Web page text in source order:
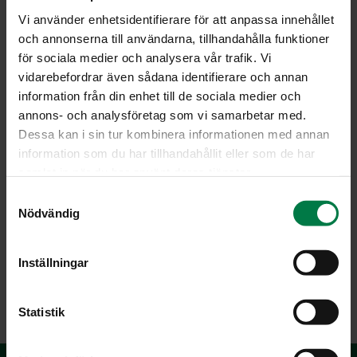
Vi använder enhetsidentifierare för att anpassa innehållet
och annonserna till användarna, tillhandahålla funktioner
för sociala medier och analysera vår trafik. Vi
vidarebefordrar även sådana identifierare och annan
information från din enhet till de sociala medier och
annons- och analysföretag som vi samarbetar med.
Dessa kan i sin tur kombinera informationen med annan
information som du har tillhandahållit eller som de har
Nödvändig
Inställningar
Statistik
kulhoon jäähtymään. Ripottele pinnalle hieman sokeria.
Tarjoa kiisseli haaleana kylmän maidon kanssa.
Vinkki:
Voit lisätä haaleaan kiisseliin 1-2 viipaloitua banaania tai
2-3 dl viipaloituja tuoreita mansikoita.
Ohje: Kotimaiset Kasvikset ry
Luokka:
Välipalat,
pienet syötävät